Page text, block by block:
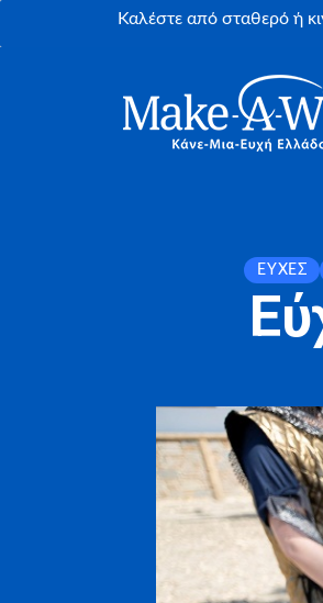
Καλέστε από σταθερό ή
ΕΥΧΈΣ